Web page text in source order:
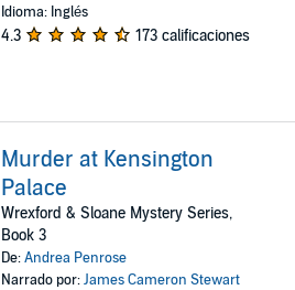
Idioma: Inglés
4.3 173 calificaciones
Murder at Kensington
Palace
Wrexford & Sloane Mystery Series,
Book 3
De:Andrea Penrose
Narrado por:James Cameron Stewart